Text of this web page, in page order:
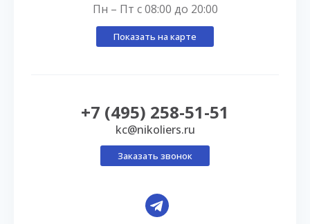
Пн – Пт с 08:00 до 20:00
Показать на карте
+7 (495) 258-51-51
kc@nikoliers.ru
Заказать звонок